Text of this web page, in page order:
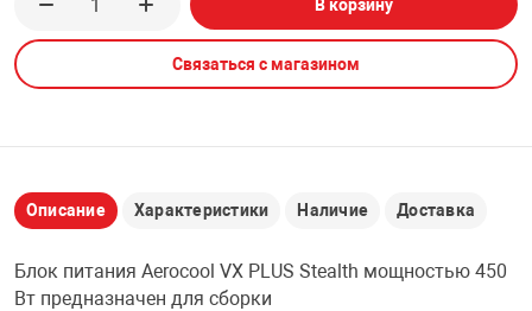
PCI АДАПТЕРЫ
USB
CARD RIDER
НАБОР ДЛЯ
CD-DVD ДИСКИ
В корзину
Связаться с магазином
Описание Характеристики Наличие Доставка
Блок питания Aerocool VX PLUS Stealth мощностью 450
Вт предназначен для сборки